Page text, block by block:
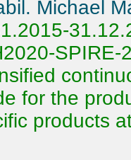
Michael
SPIRE-
for the
products